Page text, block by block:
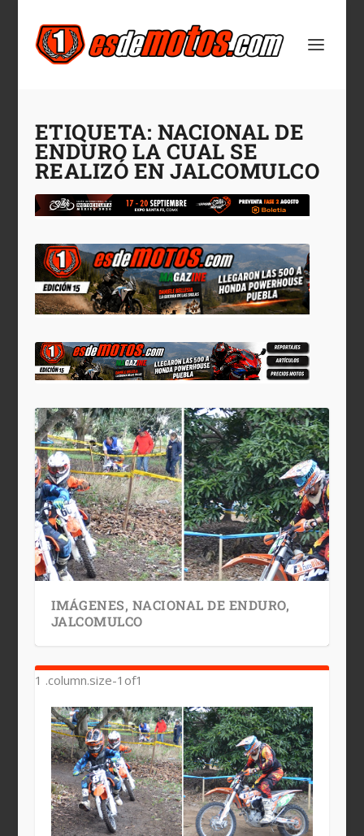
ETIQUETA: NACIONAL DE
ENDURO LA CUAL SE
REALIZÓ EN JALCOMULCO
IMÁGENES, NACIONAL DE ENDURO,
JALCOMULCO